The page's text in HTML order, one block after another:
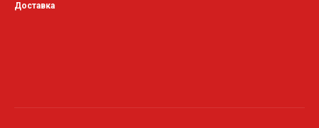
Доставка